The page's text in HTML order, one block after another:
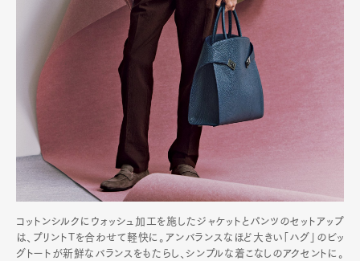
Official Columnist
About
Contact
Pen Meet
Pen international
コットンシルクにウォッシュ加工を施したジャケットとパンツのセットアップ
は、プリントTを合わせて軽快に。アンバランスなほど大きい「ハグ」のビッ
グトートが新鮮なバランスをもたらし、シンプルな着こなしのアクセントに。